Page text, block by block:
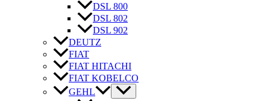
DSL 800
DSL 802
DSL 902
DEUTZ
FIAT
FIAT HITACHI
FIAT KOBELCO
GEHL